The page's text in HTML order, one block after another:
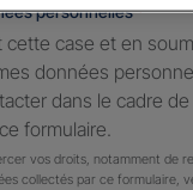
personnelles*
cette case et en
données
dans le cadre
formulaire.
vos droits, notamment de
collectés par ce formulaire,